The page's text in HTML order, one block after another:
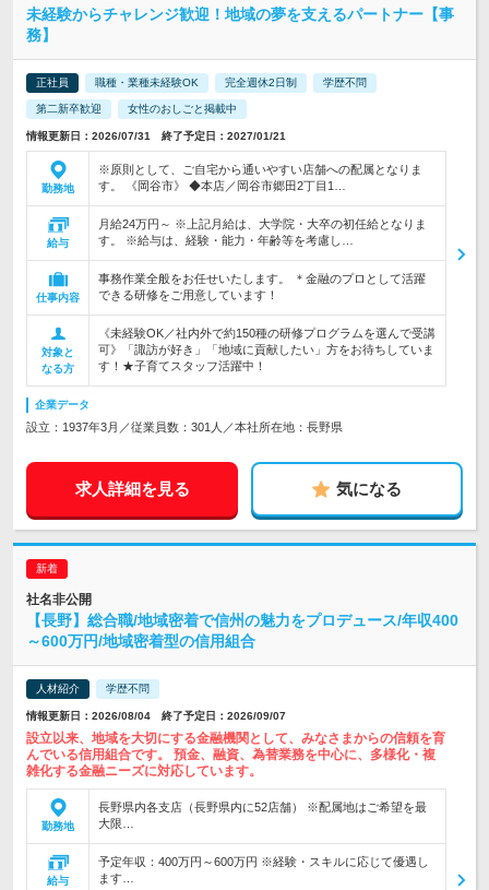
未経験からチャレンジ歓迎！地域の夢を支えるパートナー【事
務】
正社員 職種・業種未経験OK 完全週休2日制 学歴不問
第二新卒歓迎 女性のおしごと掲載中
情報更新日：2026/07/31 終了予定日：2027/01/21
勤務地
※原則として、ご自宅から通いやすい店舗への配属となりま
す。 《岡谷市》 ◆本店／岡谷市郷田2丁目1…
給与
月給24万円～ ※上記月給は、大学院・大卒の初任給となりま
す。 ※給与は、経験・能力・年齢等を考慮し…
仕事内容
事務作業全般をお任せいたします。 ＊金融のプロとして活躍
できる研修をご用意しています！
対象と
なる方
《未経験OK／社内外で約150種の研修プログラムを選んで受講
可》「諏訪が好き」「地域に貢献したい」方をお待ちしていま
す！★子育てスタッフ活躍中！
企業データ
設立：1937年3月／従業員数：301人／本社所在地：長野県
求人詳細を見る 気になる
社名非公開
【長野】総合職/地域密着で信州の魅力をプロデュース/年収400
～600万円/地域密着型の信用組合
人材紹介 学歴不問
情報更新日：2026/08/04 終了予定日：2026/09/07
設立以来、地域を大切にする金融機関として、みなさまからの信頼を育
んでいる信用組合です。 預金、融資、為替業務を中心に、多様化・複
雑化する金融ニーズに対応しています。
勤務地
長野県内各支店（長野県内に52店舗） ※配属地はご希望を最
大限…
給与
予定年収：400万円～600万円 ※経験・スキルに応じて優遇し
ます…